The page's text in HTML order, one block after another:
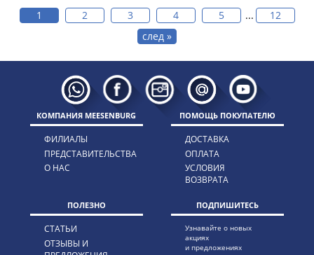
1 2 3 4 5 ...
12
след »
КОМПАНИЯ MEESENBURG
ФИЛИАЛЫ
ПРЕДСТАВИТЕЛЬСТВА
О НАС
ПОМОЩЬ ПОКУПАТЕЛЮ
ДОСТАВКА
ОПЛАТА
УСЛОВИЯ
ВОЗВРАТА
ПОЛЕЗНО
СТАТЬИ
ОТЗЫВЫ И
ПОДПИШИТЕСЬ
Узнавайте о новых
акциях
и предложениях